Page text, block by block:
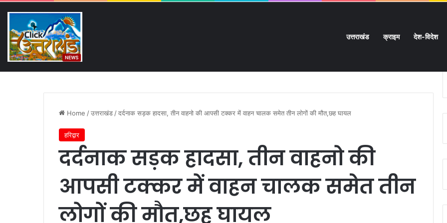
उत्तराखंड क्राइम देश-विदेश
Thursday, August 6 2026
Home /उत्तराखंड /दर्दनाक सड़क हादसा, तीन वाहनो की आपसी टक्कर में वाहन चालक समेत तीन लोगों की मौत,छह घायल
हरिद्वार
दर्दनाक सड़क हादसा, तीन वाहनो की
आपसी टक्कर में वाहन चालक समेत तीन
लोगों की मौत,छह घायल